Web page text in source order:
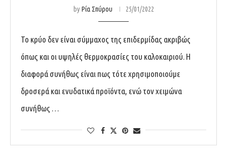
byΡία Σπύρου 25/01/2022
Το κρύο δεν είναι σύμμαχος της επιδερμίδας ακριβώς
όπως και οι υψηλές θερμοκρασίες του καλοκαιριού. Η
διαφορά συνήθως είναι πως τότε χρησιμοποιούμε
δροσερά και ενυδατικά προϊόντα, ενώ τον χειμώνα
συνήθως …